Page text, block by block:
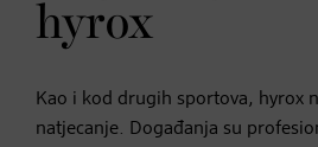
hyrox
Kao i kod drugih sportova, hyrox
natjecanje. Događanja su